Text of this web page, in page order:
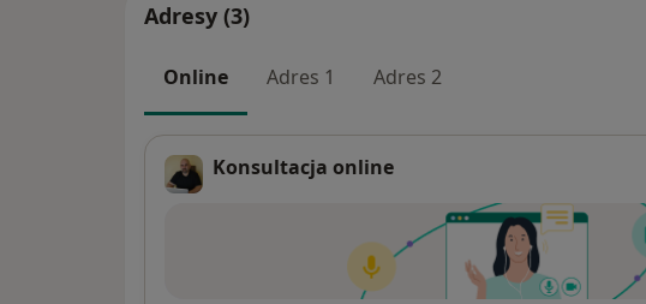
Adresy (3)
Online Adres 1 Adres 2
Konsultacja online